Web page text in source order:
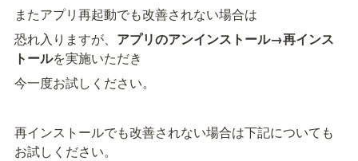
またアプリ再起動でも改善されない場合は
恐れ入りますが、 アプリのアンインストール→再インス
トールを実施いただき
今一度お試しください。
再インストールでも改善されない場合は下記についても
お試しください。